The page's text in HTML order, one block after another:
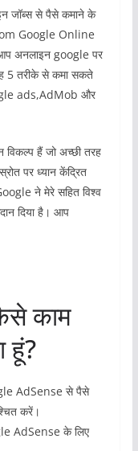
जॉब्स से पैसे कमाने के
Google Online
अनलाइन google पर
5 तरीके से कमा सकते
ads,AdMob और
हैं जो अच्छी तरह
पर ध्यान केंद्रित
ने मेरे सहित विश्व
दिया है। आप
काम
हूं?
AdSense से पैसे
करें।
AdSense के लिए